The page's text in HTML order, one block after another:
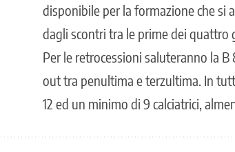
disponibile per la formazione che si
dagli scontri tra le prime dei
Per le retrocessioni saluteranno la
out tra penultima e terzultima. In
12 ed un minimo di 9 calciatrici,